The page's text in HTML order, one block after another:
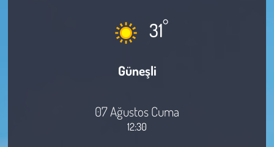
31°
Güneşli
07 Ağustos Cuma
12:30